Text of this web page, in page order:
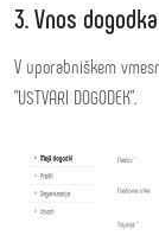
3. Vnos dogodka
V uporabniškem
"USTVARI DOGODEK".